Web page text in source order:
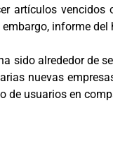
artículos vencidos
embargo, informe
sido alrededor de
nuevas
de usuarios en